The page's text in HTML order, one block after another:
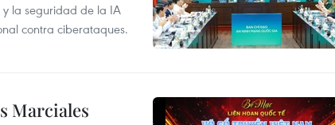
la seguridad de la IA
contra ciberataques.
Marciales